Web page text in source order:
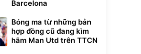
Barcelona
Bóng ma từ những bản
hợp đồng cũ đang kìm
hãm Man Utd trên TTCN